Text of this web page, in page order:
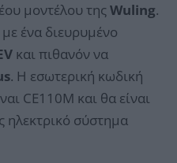
μοντέλου της Wuling.
ένα διευρυμένο
και πιθανόν να
. Η εσωτερική κωδική
CE110M και θα είναι
ηλεκτρικό σύστημα